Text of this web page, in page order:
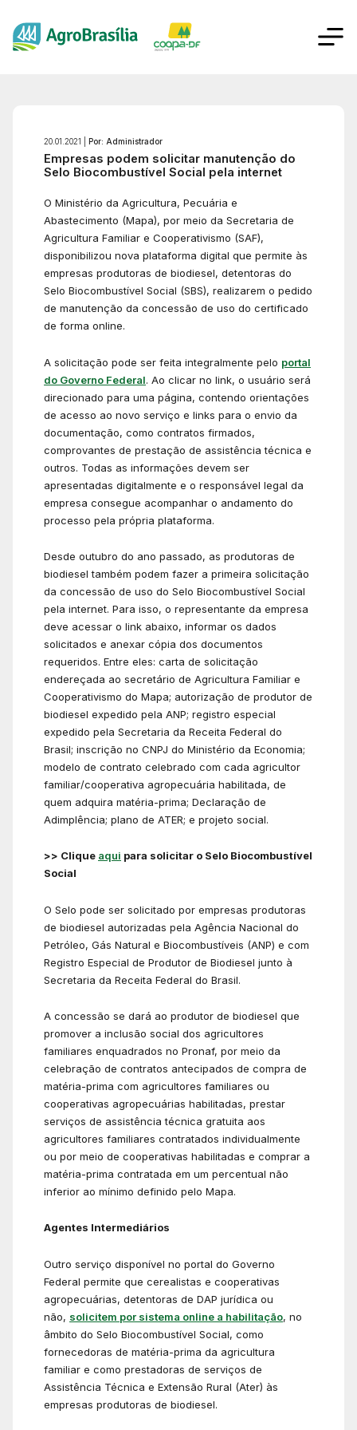
20.01.2021 | Por: Administrador
Empresas podem solicitar manutenção do
Selo Biocombustível Social pela internet
O Ministério da Agricultura, Pecuária e
Abastecimento (Mapa), por meio da Secretaria de
Agricultura Familiar e Cooperativismo (SAF),
disponibilizou nova plataforma digital que permite às
empresas produtoras de biodiesel, detentoras do
Selo Biocombustível Social (SBS), realizarem o pedido
de manutenção da concessão de uso do certificado
de forma online.
A solicitação pode ser feita integralmente pelo portal
do Governo Federal. Ao clicar no link, o usuário será
direcionado para uma página, contendo orientações
de acesso ao novo serviço e links para o envio da
documentação, como contratos firmados,
comprovantes de prestação de assistência técnica e
outros. Todas as informações devem ser
apresentadas digitalmente e o responsável legal da
empresa consegue acompanhar o andamento do
processo pela própria plataforma.
Desde outubro do ano passado, as produtoras de
biodiesel também podem fazer a primeira solicitação
da concessão de uso do Selo Biocombustível Social
pela internet. Para isso, o representante da empresa
deve acessar o link abaixo, informar os dados
solicitados e anexar cópia dos documentos
requeridos. Entre eles: carta de solicitação
endereçada ao secretário de Agricultura Familiar e
Cooperativismo do Mapa; autorização de produtor de
biodiesel expedido pela ANP; registro especial
expedido pela Secretaria da Receita Federal do
Brasil; inscrição no CNPJ do Ministério da Economia;
modelo de contrato celebrado com cada agricultor
familiar/cooperativa agropecuária habilitada, de
quem adquira matéria-prima; Declaração de
Adimplência; plano de ATER; e projeto social.
>> Clique aqui para solicitar o Selo Biocombustível
Social
O Selo pode ser solicitado por empresas produtoras
de biodiesel autorizadas pela Agência Nacional do
Petróleo, Gás Natural e Biocombustíveis (ANP) e com
Registro Especial de Produtor de Biodiesel junto à
Secretaria da Receita Federal do Brasil.
A concessão se dará ao produtor de biodiesel que
promover a inclusão social dos agricultores
familiares enquadrados no Pronaf, por meio da
celebração de contratos antecipados de compra de
matéria-prima com agricultores familiares ou
cooperativas agropecuárias habilitadas, prestar
serviços de assistência técnica gratuita aos
agricultores familiares contratados individualmente
ou por meio de cooperativas habilitadas e comprar a
matéria-prima contratada em um percentual não
inferior ao mínimo definido pelo Mapa.
Agentes Intermediários
Outro serviço disponível no portal do Governo
Federal permite que cerealistas e cooperativas
agropecuárias, detentoras de DAP jurídica ou
não, solicitem por sistema online a habilitação, no
âmbito do Selo Biocombustível Social, como
fornecedoras de matéria-prima da agricultura
familiar e como prestadoras de serviços de
Assistência Técnica e Extensão Rural (Ater) às
empresas produtoras de biodiesel.